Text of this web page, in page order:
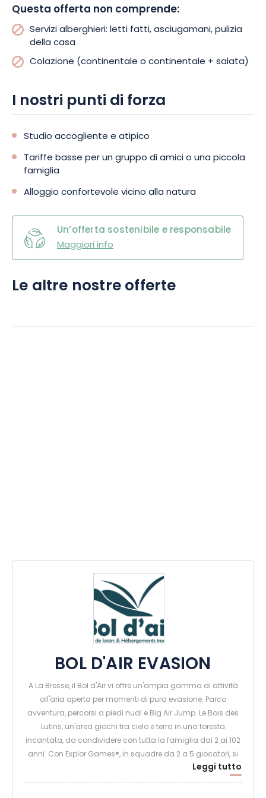
Questa offerta non comprende:
Servizi alberghieri: letti fatti, asciugamani, pulizia
della casa
Colazione (continentale o continentale + salata)
I nostri punti di forza
Studio accogliente e atipico
Tariffe basse per un gruppo di amici o una piccola
famiglia
Alloggio confortevole vicino alla natura
Un’offerta sostenibile e responsabile
Maggiori info
Le altre nostre offerte
BOL D'AIR EVASION
A La Bresse, il Bol d'Air vi offre un'ampia gamma di attività
all'aria aperta per momenti di pura evasione. Parco
avventura, percorsi a piedi nudi e Big Air Jump. Le Bois des
Lutins, un'area giochi tra cielo e terra in una foresta
incantata, da condividere con tutta la famiglia dai 2 ai 102
anni. Con Explor Games®, in squadre da 2 a 5 giocatori, si
affrontano sfide fisiche, intellettuali, di abilità e di
orientamento per 2 ore di giochi all'aria aperta e in sale a
Leggi tutto